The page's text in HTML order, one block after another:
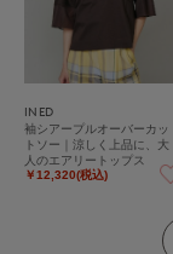
INED
袖シアープルオーバーカッ
トソー｜涼しく上品に、大
人のエアリートップス
￥12,320(税込)